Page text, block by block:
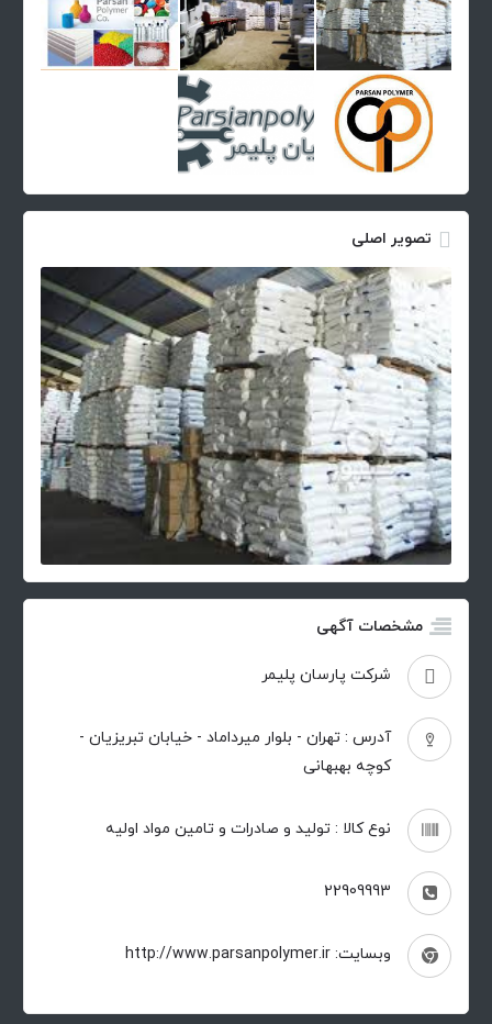
تصویر اصلی
مشخصات آگهی
شرکت پارسان پلیمر
آدرس : تهران - بلوار میرداماد - خیابان تبریزیان -
کوچه بهبهانی
نوع کالا : تولید و صادرات و تامین مواد اولیه
22909993
وبسایت: http://www.parsanpolymer.ir